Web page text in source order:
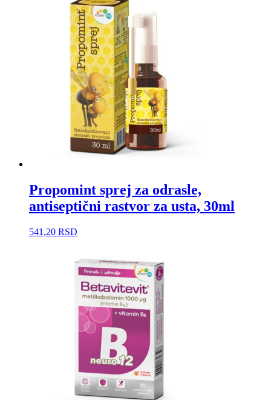
Propomint sprej za odrasle,
antiseptični rastvor za usta, 30ml
541,20 RSD